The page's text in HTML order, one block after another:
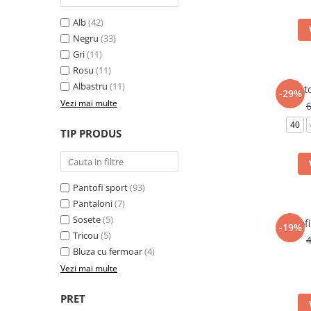
Alb(42)
Negru (33)
Gri(11)
Rosu (11)
Albastru (11)
Vezi mai multe
TIP PRODUS
Pantofi sport(93)
Pantaloni(7)
Sosete(5)
Tricou (5)
Bluza cu fermoar(4)
Vezi mai multe
PRET
-29%
40
-19%